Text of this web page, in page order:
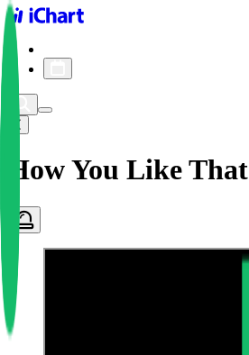
iChart logo
How You Like That